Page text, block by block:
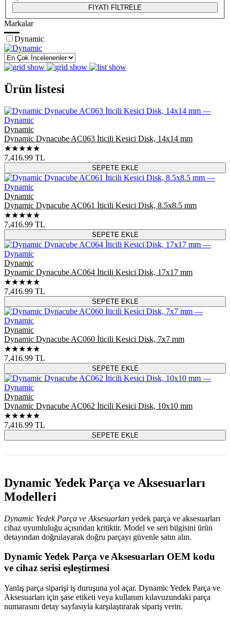
FİYATI FİLTRELE
Markalar
Dynamic
Ürün listesi
Dynamic
Dynamic Dynacube AC063 İticili Kesici Disk, 14x14 mm
★★★★★
7,416.99 TL
SEPETE EKLE
Dynamic
Dynamic Dynacube AC061 İticili Kesici Disk, 8.5x8.5 mm
★★★★★
7,416.99 TL
SEPETE EKLE
Dynamic
Dynamic Dynacube AC064 İticili Kesici Disk, 17x17 mm
★★★★★
7,416.99 TL
SEPETE EKLE
Dynamic
Dynamic Dynacube AC060 İticili Kesici Disk, 7x7 mm
★★★★★
7,416.99 TL
SEPETE EKLE
Dynamic
Dynamic Dynacube AC062 İticili Kesici Disk, 10x10 mm
★★★★★
7,416.99 TL
SEPETE EKLE
Dynamic Yedek Parça ve Aksesuarları
Modelleri
Dynamic Yedek Parça ve Aksesuarları yedek parça ve aksesuarları
cihaz uyumluluğu açısından kritiktir. Model ve seri bilgisini ürün
detayından doğrulayarak doğru parçayı güvenle satın alın.
Dynamic Yedek Parça ve Aksesuarları OEM kodu
ve cihaz serisi eşleştirmesi
Yanlış parça siparişi iş duruşuna yol açar. Dynamic Yedek Parça ve
Aksesuarları için şase etiketi veya kullanım kılavuzundaki parça
numarasını detay sayfasıyla karşılaştırarak sipariş verin.